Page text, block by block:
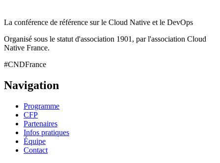
La conférence de référence sur le Cloud Native et le DevOps
Organisé sous le statut d'association 1901, par l'association Cloud
Native France.
#CNDFrance
Navigation
Programme
CFP
Partenaires
Infos pratiques
Équipe
Contact